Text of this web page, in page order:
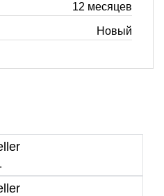
12 месяцев
Новый